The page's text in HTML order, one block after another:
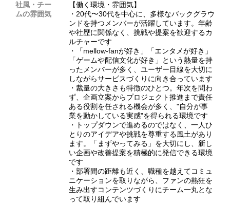
社風・チー
ムの雰囲気
【働く環境・雰囲気】
・20代〜30代を中心に、多様なバックグラウ
ンドを持つメンバーが活躍しています。年齢
や社歴に関係なく、挑戦や提案を歓迎するカ
ルチャーです
・「mellow-fanが好き」「エンタメが好き」
「ゲームや配信文化が好き」という熱量を持
ったメンバーが多く、ユーザー目線を大切に
しながらサービスづくりに向き合っています
・裁量の大きさも特徴のひとつ。年次を問わ
ず、企画立案からプロジェクト推進まで責任
ある役割を任される機会が多く、"自分が事
業を動かしている実感"を得られる環境です
・トップダウンで進めるのではなく、一人ひ
とりのアイデアや挑戦を尊重する風土があり
ます。「まずやってみる」を大切にし、新し
い企画や改善提案を積極的に発信できる環境
です
・部署間の距離も近く、職種を越えてコミュ
ニケーションを取りながら、ファンの熱狂を
生み出すコンテンツづくりにチーム一丸とな
って取り組んでいます